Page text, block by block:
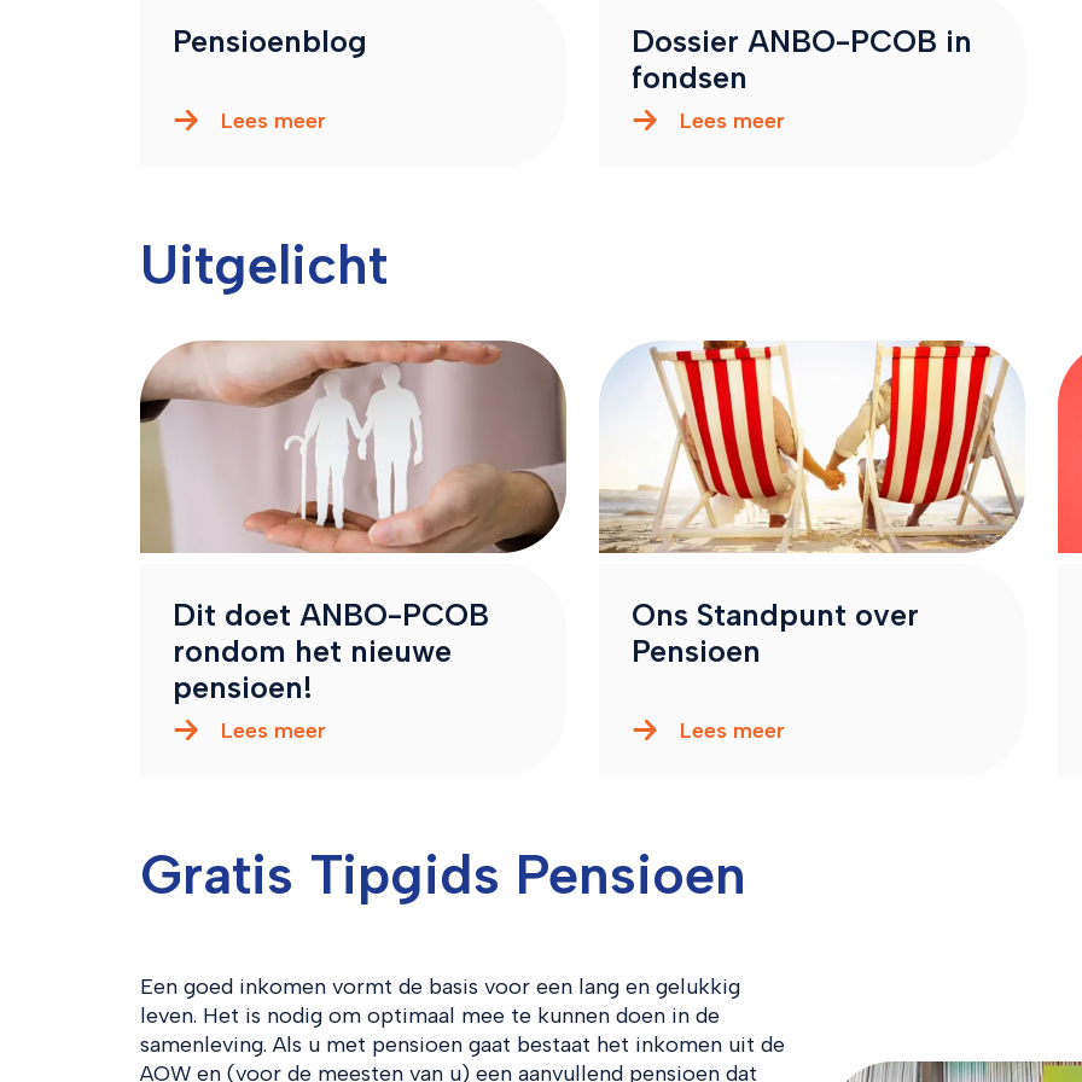
Pensioenblog
Lees meer
Dossier ANBO-PCOB in
fondsen
Lees meer
Uitgelicht
Dit doet ANBO-PCOB
rondom het nieuwe
pensioen!
Lees meer
Ons Standpunt over
Pensioen
Lees meer
Gratis Tipgids Pensioen
Een goed inkomen vormt de basis voor een lang en gelukkig
leven. Het is nodig om optimaal mee te kunnen doen in de
samenleving. Als u met pensioen gaat bestaat het inkomen uit de
AOW en (voor de meesten van u) een aanvullend pensioen dat